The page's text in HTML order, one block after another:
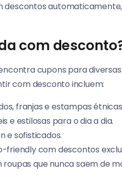
descontos
com
cupons para
com desconto incluem:
franjas e estampas
e estilosas para o dia a dia.
e sofisticados.
friendly com descontos
roupas que nunca saem de